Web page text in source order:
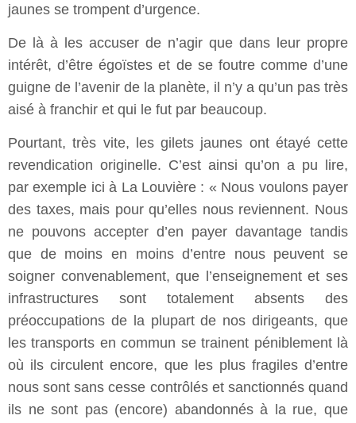
jaunes se trompent d’urgence.
De là à les accuser de n’agir que dans leur propre
intérêt, d’être égoïstes et de se foutre comme d’une
guigne de l’avenir de la planète, il n’y a qu’un pas très
aisé à franchir et qui le fut par beaucoup.
Pourtant, très vite, les gilets jaunes ont étayé cette
revendication originelle. C’est ainsi qu’on a pu lire,
par exemple ici à La Louvière : « Nous voulons payer
des taxes, mais pour qu’elles nous reviennent. Nous
ne pouvons accepter d’en payer davantage tandis
que de moins en moins d’entre nous peuvent se
soigner convenablement, que l’enseignement et ses
infrastructures sont totalement absents des
préoccupations de la plupart de nos dirigeants, que
les transports en commun se trainent péniblement là
où ils circulent encore, que les plus fragiles d’entre
nous sont sans cesse contrôlés et sanctionnés quand
ils ne sont pas (encore) abandonnés à la rue, que